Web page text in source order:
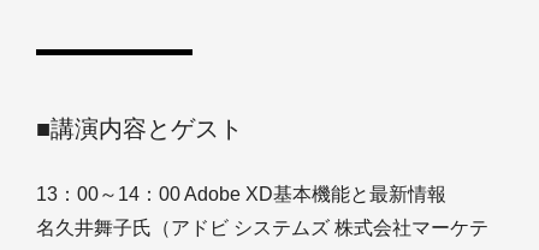
■講演内容とゲスト
13：00～14：00 Adobe XD基本機能と最新情報
名久井舞子氏（アドビ システムズ 株式会社マーケテ